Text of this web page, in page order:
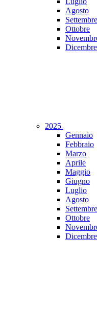
Agosto
Settembre
Ottobre
Dicembre
2025
Gennaio
Febbraio
Marzo
Aprile
Maggio
Giugno
Luglio
Agosto
Settembre
Ottobre
Dicembre